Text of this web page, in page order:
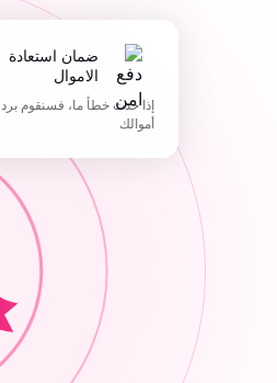
ضمان استعادة
الاموال
إذا حدث خطأ ما، فسنقوم برد
أموالك